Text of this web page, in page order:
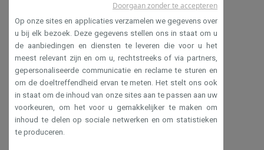
Op onze sites en applicaties verzamelen we gegevens over
u bij elk bezoek. Deze gegevens stellen ons in staat om u
de aanbiedingen en diensten te leveren die voor u het
meest relevant zijn en om u, rechtstreeks of via partners,
gepersonaliseerde communicatie en reclame te sturen en
om de doeltreffendheid ervan te meten. Het stelt ons ook
in staat om de inhoud van onze sites aan te passen aan uw
voorkeuren, om het voor u gemakkelijker te maken om
inhoud te delen op sociale netwerken en om statistieken
te produceren.
Doorgaan zonder te accepteren